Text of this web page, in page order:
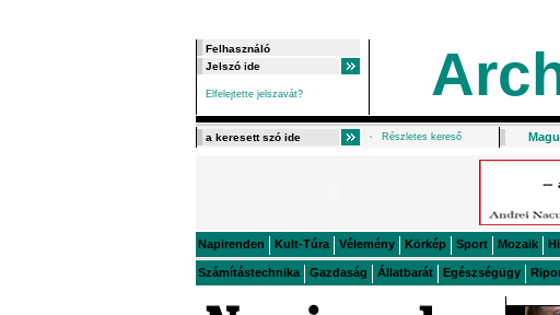
Elfelejtette jelszavát?
Részletes kereső
Napirenden Kult-Túra Vélemény Körkép Sport Mozaik
Számítástechnika Gazdaság Állatbarát Egészségügy